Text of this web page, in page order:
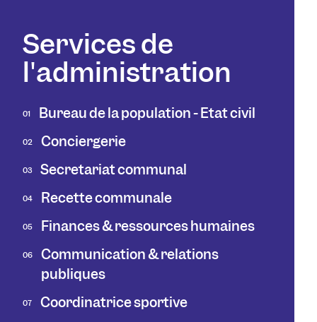
Services de
l'administration
01 Bureau de la population - État civil
02 Conciergerie
03 Secrétariat communal
04 Recette communale
05 Finances & ressources humaines
06
Communication & relations
publiques
07 Coordinatrice sportive